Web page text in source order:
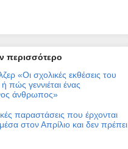
περισσότερο
«Οι σχολικές εκθέσεις του
πώς γεννιέται ένας
άνθρωπος»
παραστάσεις που έρχονται
στον Απρίλιο και δεν πρέπει